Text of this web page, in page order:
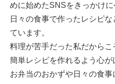
めに始めたSNSをきっかけ
日々の食事で作ったレシピ
ています。
料理が苦手だった私だから
簡単レシピを作れるよう心が
お弁当のおかずや日々の食